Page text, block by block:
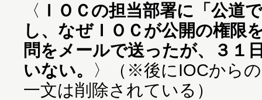
〈 ＩＯＣの担当部署に「公道
し、なぜＩＯＣが公開の権限
問をメールで送ったが、３１
いない。
〉（※後にIOCから
一文は削除されている）